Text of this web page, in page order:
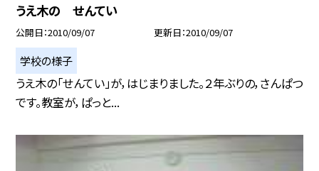
うえ木の せんてい
公開日 2010/09/07 更新日 2010/09/07
学校の様子
うえ木の「せんてい」が，はじまりました。２年ぶりの，さんぱつ
です。教室が，ぱっと...